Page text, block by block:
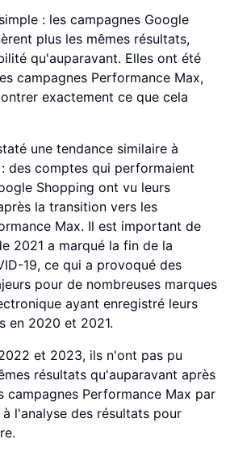
: les campagnes Google
plus les mêmes résultats,
qu'auparavant. Elles ont été
campagnes Performance Max,
exactement ce que cela
une tendance similaire à
des comptes qui performaient
Shopping ont vu leurs
la transition vers les
Max. Il est important de
2021 a marqué la fin de la
19, ce qui a provoqué des
pour de nombreuses marques
ayant enregistré leurs
en 2020 et 2021.
et 2023, ils n'ont pas pu
résultats qu'auparavant après
campagnes Performance Max par
à l'analyse des résultats pour